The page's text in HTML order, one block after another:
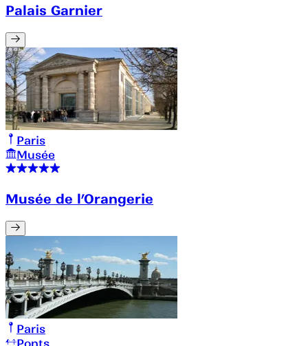
Palais Garnier
Paris
Musée
Musée de l’Orangerie
Paris